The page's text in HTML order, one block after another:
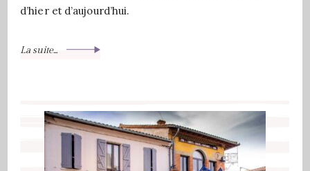
d’hier et d’aujourd’hui.
La suite...